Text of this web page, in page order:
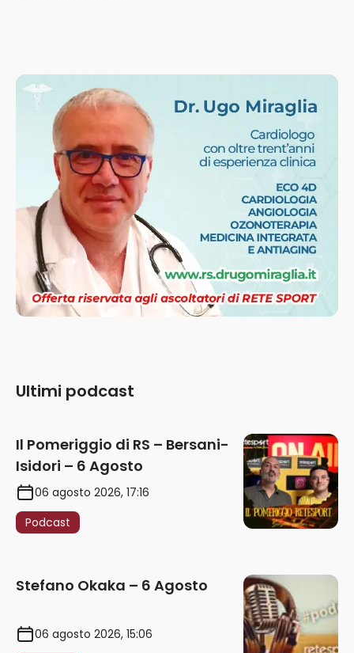
Ultimi podcast
Il Pomeriggio di RS – Bersani-
Isidori – 6 Agosto
06 agosto 2026, 17:16
Podcast
Stefano Okaka – 6 Agosto
06 agosto 2026, 15:06